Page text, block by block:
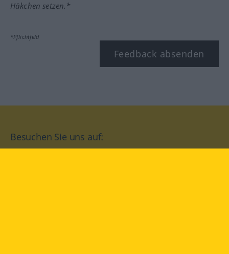
Häkchen setzen.*
*Pflichtfeld
Feedback absenden
Besuchen Sie uns auf: